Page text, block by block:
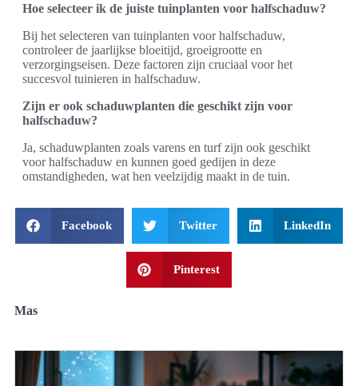
Hoe selecteer ik de juiste tuinplanten voor halfschaduw?
Bij het selecteren van tuinplanten voor halfschaduw,
controleer de jaarlijkse bloeitijd, groeigrootte en
verzorgingseisen. Deze factoren zijn cruciaal voor het
succesvol tuinieren in halfschaduw.
Zijn er ook schaduwplanten die geschikt zijn voor
halfschaduw?
Ja, schaduwplanten zoals varens en turf zijn ook geschikt
voor halfschaduw en kunnen goed gedijen in deze
omstandigheden, wat hen veelzijdig maakt in de tuin.
Facebook Twitter LinkedIn
Pinterest
Mas